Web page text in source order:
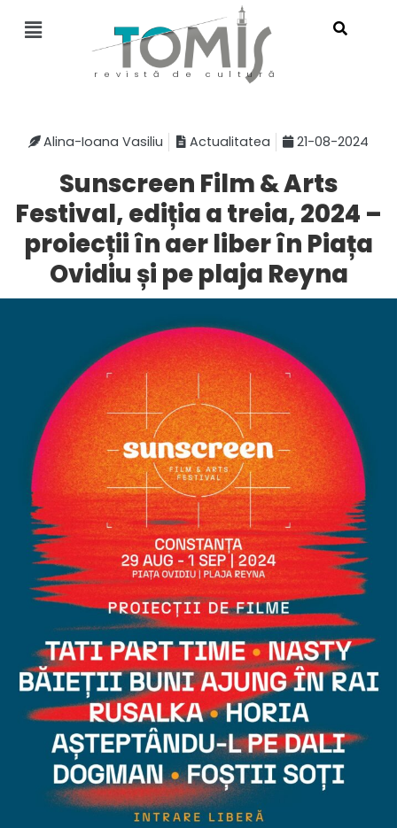
revistă de cultură
Alina-Ioana Vasiliu Actualitatea 21-08-2024
Sunscreen Film & Arts
Festival, ediția a treia, 2024 –
proiecții în aer liber în Piața
Ovidiu și pe plaja Reyna